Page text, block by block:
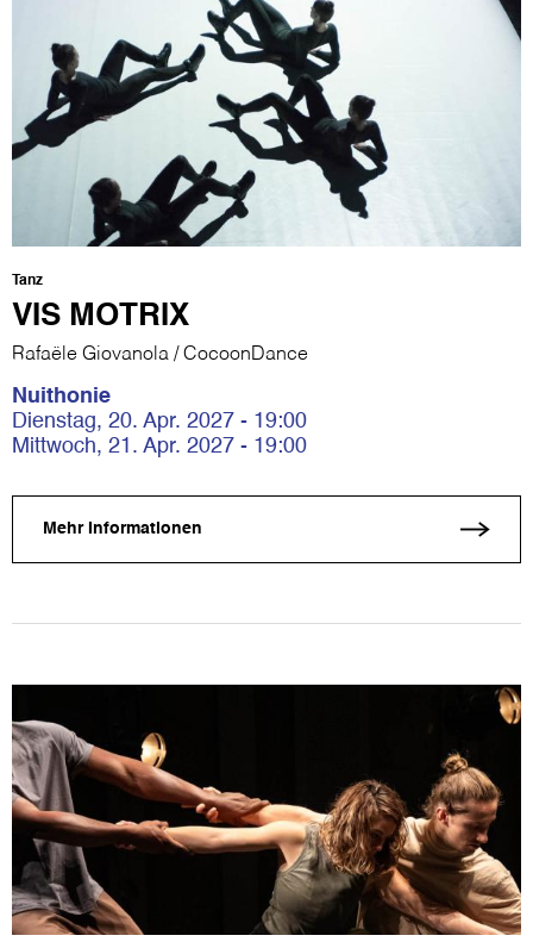
Tanz
VIS MOTRIX
Rafaële Giovanola / CocoonDance
Nuithonie
Dienstag, 20. Apr. 2027 - 19:00
Mittwoch, 21. Apr. 2027 - 19:00
Mehr Informationen